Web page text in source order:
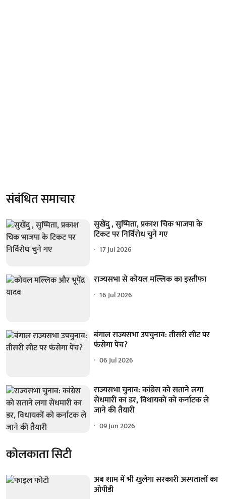
संबंधित समाचार
सुखेंदु , सुष्मिता, प्रकाश चिक भाजपा के
टिकट पर निर्विरोध चुने गए
17 Jul 2026
राज्यसभा से कोयल मल्लिक का इस्तीफा
16 Jul 2026
बंगाल राज्यसभा उपचुनाव: तीसरी सीट पर
फंसेगा पेंच?
06 Jul 2026
राज्यसभा चुनाव: कांग्रेस को सताने लगा
सेंधमारी का डर, विधायकों को कर्नाटक ले
जाने की तैयारी
09 Jun 2026
कोलकाता सिटी
अब शाम में भी खुलेगा सरकारी अस्पतालों का
ओपीडी